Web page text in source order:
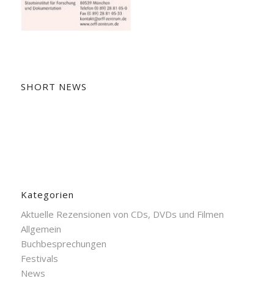
SHORT NEWS
Kategorien
Aktuelle Rezensionen von CDs, DVDs und Filmen
Allgemein
Buchbesprechungen
Festivals
News